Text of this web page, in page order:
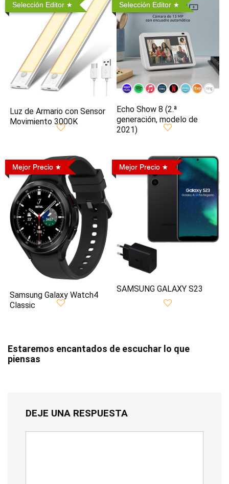
Selección Editor
Luz de Armario con Sensor
Movimiento 3000K
Selección Editor
Echo Show 8 (2.ª
generación, modelo de
2021)
Mejor Precio
Samsung Galaxy Watch4
Classic
Mejor Precio
SAMSUNG GALAXY S23
Estaremos encantados de escuchar lo que
piensas
DEJE UNA RESPUESTA